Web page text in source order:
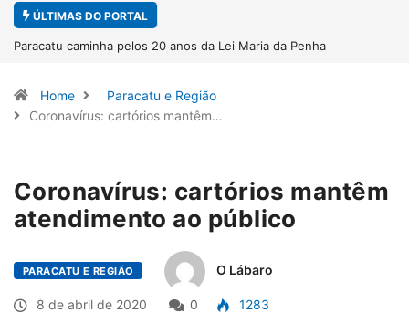
ÚLTIMAS DO PORTAL
PenhaProjeto CUTUCAR abre nova edição e semeia o futuro
Home
Paracatu e Região
Coronavírus: cartórios mantêm…
Coronavírus: cartórios mantêm
atendimento ao público
PARACATU E REGIÃO O Lábaro
8 de abril de 2020 0
1283